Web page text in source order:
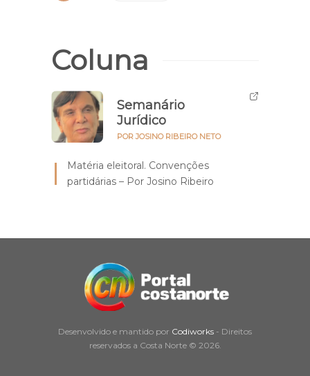
Coluna
Semanário
Jurídico
POR JOSINO RIBEIRO NETO
Matéria eleitoral. Convenções
partidárias – Por Josino Ribeiro
Desenvolvido e mantido por Codiworks - Direitos
reservados a Costa Norte © 2026.